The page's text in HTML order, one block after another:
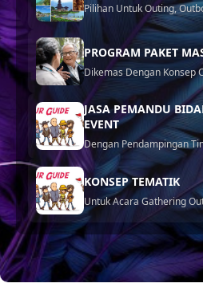
Pilihan Untuk Outing,
PROGRAM PAKET
Dikemas Dengan Konsep
JASA PEMANDU
EVENT
Dengan Pendampingan
KONSEP TEMATIK
Untuk Acara Gathering